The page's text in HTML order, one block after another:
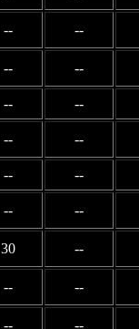
-- --
-- --
-- --
-- --
-- --
-- --
30 --
-- --
-- --